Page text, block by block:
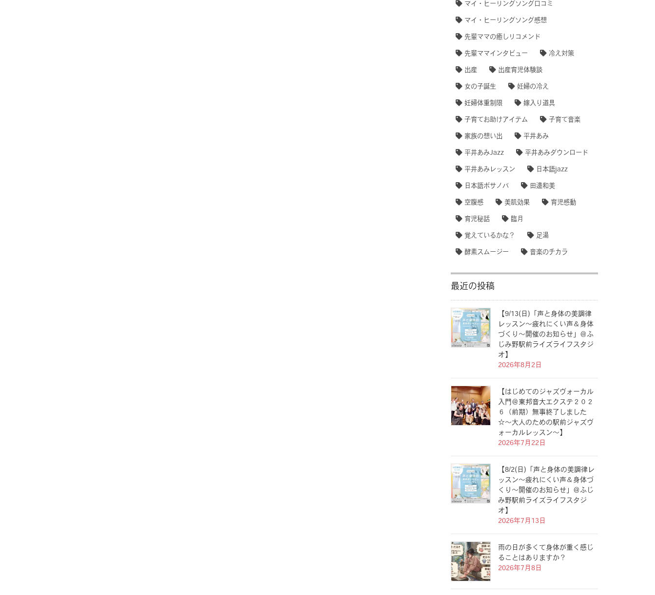
マイ・ヒーリングソング口コミ
マイ・ヒーリングソング感想
先輩ママの癒しリコメンド
先輩ママインタビュー 冷え対策
出産 出産育児体験談
女の子誕生 妊婦の冷え
妊婦体重制限 嫁入り道具
子育てお助けアイテム 子育て音楽
家族の想い出 平井あみ
平井あみJazz 平井あみダウンロード
平井あみレッスン 日本語jazz
日本語ボサノバ 田邊和美
空腹感 美肌効果 育児感動
育児秘話 臨月
覚えているかな？ 足湯
酵素スムージー 音楽のチカラ
最近の投稿
【9/13(日)「声と身体の美調律
レッスン〜疲れにくい声＆身体
づくり〜開催のお知らせ」＠ふ
じみ野駅前ライズライフスタジ
オ】
2026年8月2日
【はじめてのジャズヴォーカル
入門＠東邦音大エクステ２０２
６（前期）無事終了しました
☆〜大人のための駅前ジャズヴ
ォーカルレッスン〜】
2026年7月22日
【8/2(日)「声と身体の美調律レ
ッスン〜疲れにくい声＆身体づ
くり〜開催のお知らせ」＠ふじ
み野駅前ライズライフスタジ
オ】
2026年7月13日
雨の日が多くて身体が重く感じ
ることはありますか？
2026年7月8日